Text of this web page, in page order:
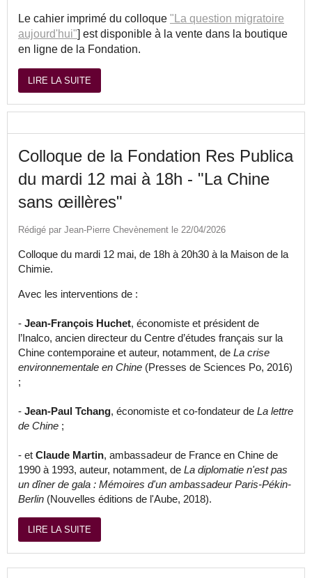
Le cahier imprimé du colloque "La question migratoire
aujourd'hui"] est disponible à la vente dans la boutique
en ligne de la Fondation.
LIRE LA SUITE
Colloque de la Fondation Res Publica
du mardi 12 mai à 18h - "La Chine
sans œillères"
Rédigé par Jean-Pierre Chevènement le 22/04/2026
Colloque du mardi 12 mai, de 18h à 20h30 à la Maison de la
Chimie.
Avec les interventions de :
- Jean-François Huchet, économiste et président de
l’Inalco, ancien directeur du Centre d’études français sur la
Chine contemporaine et auteur, notamment, de La crise
environnementale en Chine (Presses de Sciences Po, 2016)
;
- Jean-Paul Tchang, économiste et co-fondateur de La lettre
de Chine ;
- et Claude Martin, ambassadeur de France en Chine de
1990 à 1993, auteur, notamment, de La diplomatie n'est pas
un dîner de gala : Mémoires d'un ambassadeur Paris-Pékin-
Berlin (Nouvelles éditions de l'Aube, 2018).
LIRE LA SUITE